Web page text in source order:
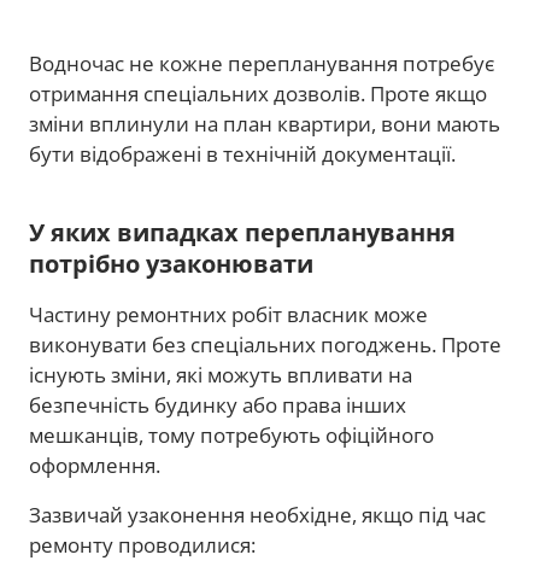
Водночас не кожне перепланування потребує
отримання спеціальних дозволів. Проте якщо
зміни вплинули на план квартири, вони мають
бути відображені в технічній документації.
У яких випадках перепланування
потрібно узаконювати
Частину ремонтних робіт власник може
виконувати без спеціальних погоджень. Проте
існують зміни, які можуть впливати на
безпечність будинку або права інших
мешканців, тому потребують офіційного
оформлення.
Зазвичай узаконення необхідне, якщо під час
ремонту проводилися: